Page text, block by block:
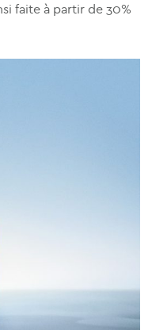
faite à partir de 30%